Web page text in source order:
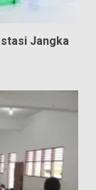
Jangka